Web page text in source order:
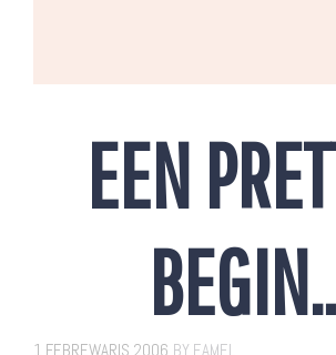
EEN
1 FEBREWARIS 2006 BY EAMEL